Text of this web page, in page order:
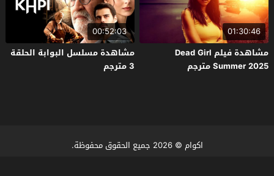
01:30:46
مشاهدة فيلم Dead Girl
Summer 2025 مترجم
00:52:03
مشاهدة مسلسل البوابة الحلقة
3 مترجم
اكوام © 2026 جميع الحقوق محفوظة.